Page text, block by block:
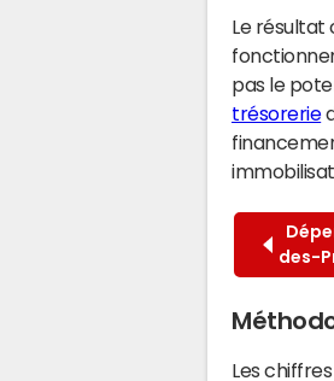
Le résultat
pas le
trésorerie
des-
Les